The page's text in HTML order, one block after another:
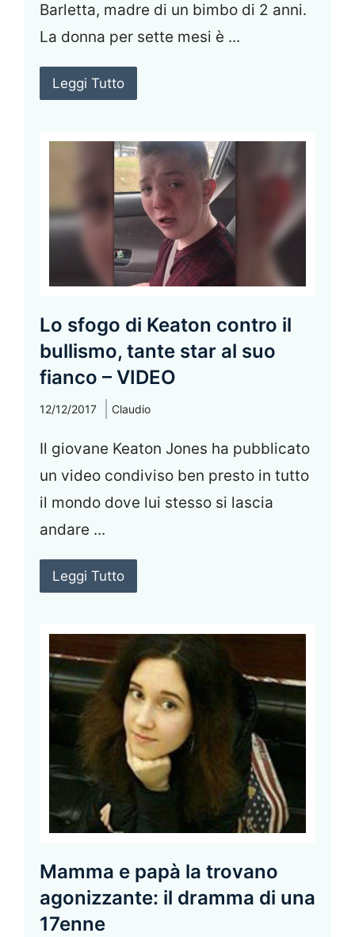
Barletta, madre di un bimbo di 2 anni.
La donna per sette mesi è ...
Leggi Tutto
Lo sfogo di Keaton contro il
bullismo, tante star al suo
fianco – VIDEO
12/12/2017 Claudio
Il giovane Keaton Jones ha pubblicato
un video condiviso ben presto in tutto
il mondo dove lui stesso si lascia
andare ...
Leggi Tutto
Mamma e papà la trovano
agonizzante: il dramma di una
17enne